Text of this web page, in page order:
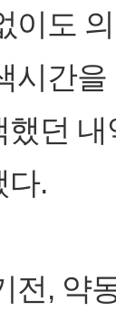
이도
시간
했던
다.
전, 약